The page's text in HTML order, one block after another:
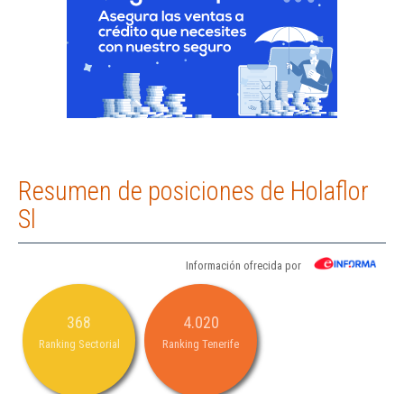
Resumen de posiciones de Holaflor
Sl
Información ofrecida por
368
Ranking Sectorial
4.020
Ranking Tenerife